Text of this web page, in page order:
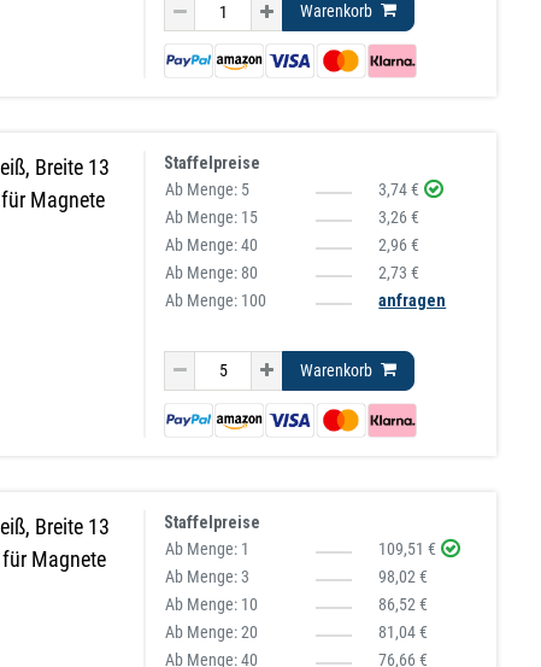
Warenkorb
Breite 13
Magnete
Staffelpreise
Ab Menge: 5
3,74 €
Ab Menge: 15
3,26 €
Ab Menge:40
2,96 €
Ab Menge: 80
2,73 €
Ab Menge: 100
anfragen
Warenkorb
Breite 13
Magnete
Staffelpreise
Ab Menge: 1
109,51 €
Ab Menge:3
98,02 €
Ab Menge: 10
86,52 €
Ab Menge:20
81,04 €
Ab Menge:40
76,66 €